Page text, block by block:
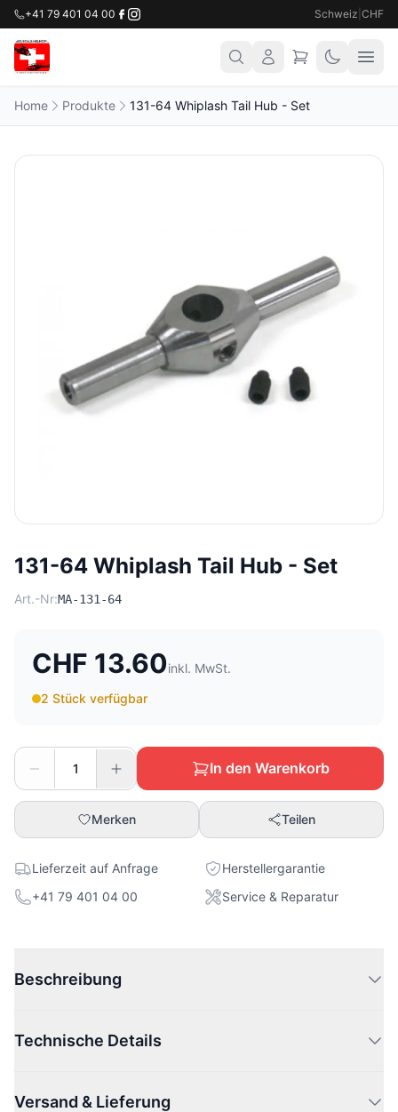
+41 79 401 04 00 Schweiz CHF
Home Produkte 131-64 Whiplash Tail Hub - Set
131-64 Whiplash Tail Hub - Set
Art.-Nr:MA-131-64
CHF 13.60inkl. MwSt.
2 Stück verfügbar
In den Warenkorb
Merken Teilen
Lieferzeit auf Anfrage
Herstellergarantie
+41 79 401 04 00
Service & Reparatur
Beschreibung
Technische Details
Versand & Lieferung